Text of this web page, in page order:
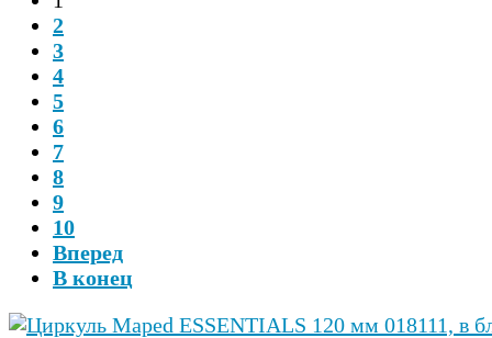
2
3
4
5
6
7
8
9
10
Вперед
В конец